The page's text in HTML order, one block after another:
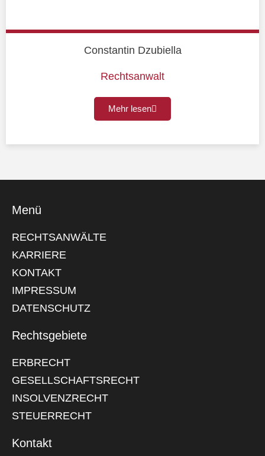
Constantin Dzubiella
Rechtsanwalt
Mehr lesen
Menü
RECHTSANWÄLTE
KARRIERE
KONTAKT
IMPRESSUM
DATENSCHUTZ
Rechtsgebiete
ERBRECHT
GESELLSCHAFTSRECHT
INSOLVENZRECHT
STEUERRECHT
Kontakt